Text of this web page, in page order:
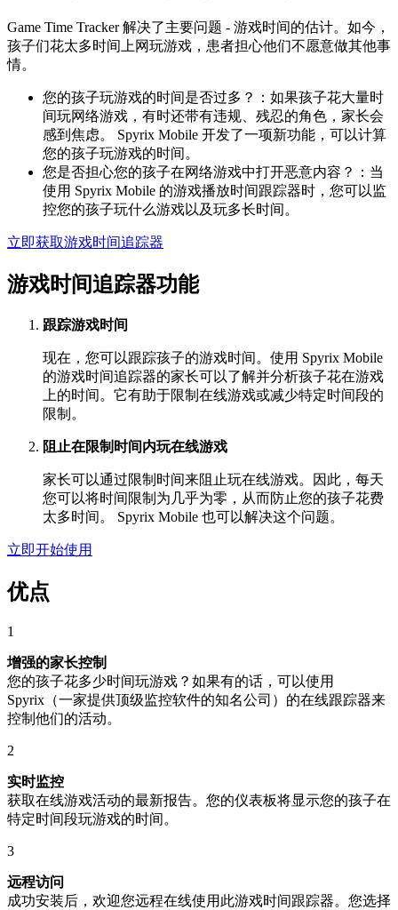
Game Time Tracker 解决了主要问题 - 游戏时间的估计。如今，
孩子们花太多时间上网玩游戏，患者担心他们不愿意做其他事
情。
您的孩子玩游戏的时间是否过多？：如果孩子花大量时
间玩网络游戏，有时还带有违规、残忍的角色，家长会
感到焦虑。 Spyrix Mobile 开发了一项新功能，可以计算
您的孩子玩游戏的时间。
您是否担心您的孩子在网络游戏中打开恶意内容？：当
使用 Spyrix Mobile 的游戏播放时间跟踪器时，您可以监
控您的孩子玩什么游戏以及玩多长时间。
立即获取游戏时间追踪器
游戏时间追踪器功能
跟踪游戏时间
现在，您可以跟踪孩子的游戏时间。使用 Spyrix Mobile
的游戏时间追踪器的家长可以了解并分析孩子花在游戏
上的时间。它有助于限制在线游戏或减少特定时间段的
限制。
阻止在限制时间内玩在线游戏
家长可以通过限制时间来阻止玩在线游戏。因此，每天
您可以将时间限制为几乎为零，从而防止您的孩子花费
太多时间。 Spyrix Mobile 也可以解决这个问题。
立即开始使用
优点
1
增强的家长控制
您的孩子花多少时间玩游戏？如果有的话，可以使用
Spyrix（一家提供顶级监控软件的知名公司）的在线跟踪器来
控制他们的活动。
2
实时监控
获取在线游戏活动的最新报告。您的仪表板将显示您的孩子在
特定时间段玩游戏的时间。
3
远程访问
成功安装后，欢迎您远程在线使用此游戏时间跟踪器。您选择